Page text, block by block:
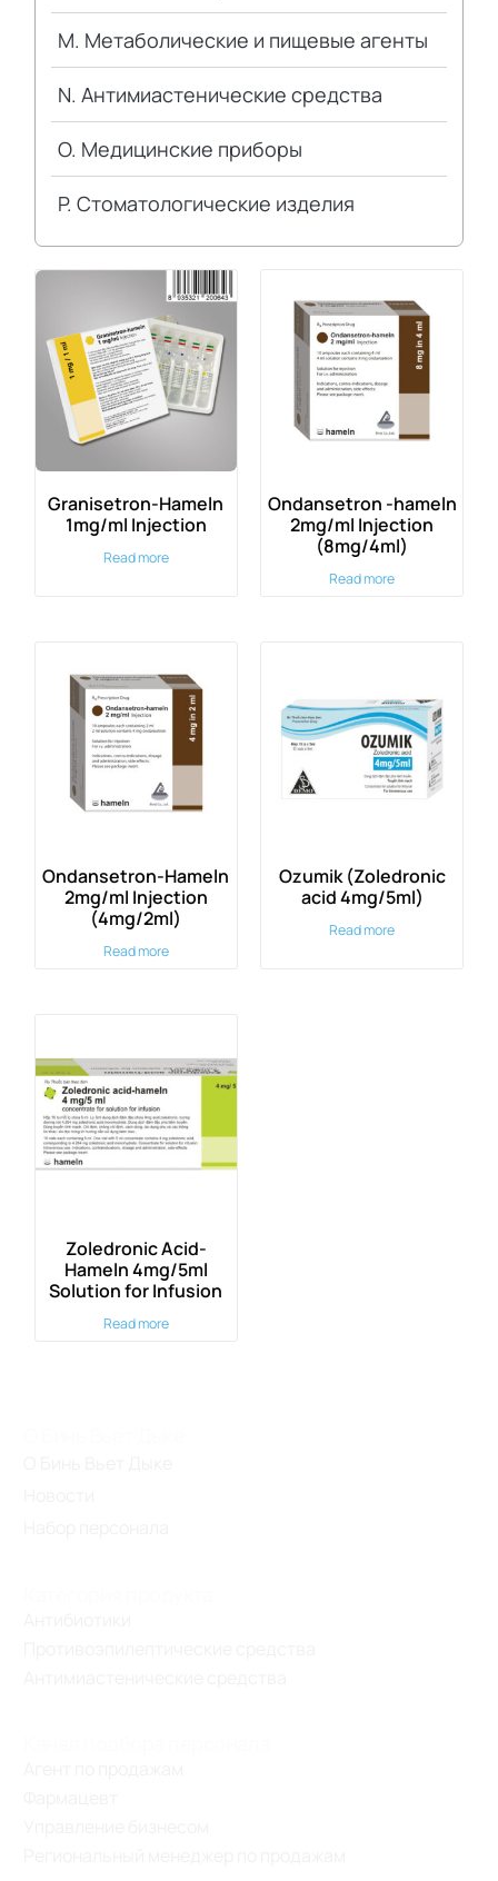
M. Метаболические и пищевые агенты
N. Антимиастенические средства
O. Медицинские приборы
P. Стоматологические изделия
Granisetron-Hameln
1mg/ml Injection
Read more
Ondansetron -hameln
2mg/ml Injection
(8mg/4ml)
Read more
Ondansetron-Hameln
2mg/ml Injection
(4mg/2ml)
Read more
Ozumik (Zoledronic
acid 4mg/5ml)
Read more
Zoledronic Acid-
Hameln 4mg/5ml
Solution for Infusion
Read more